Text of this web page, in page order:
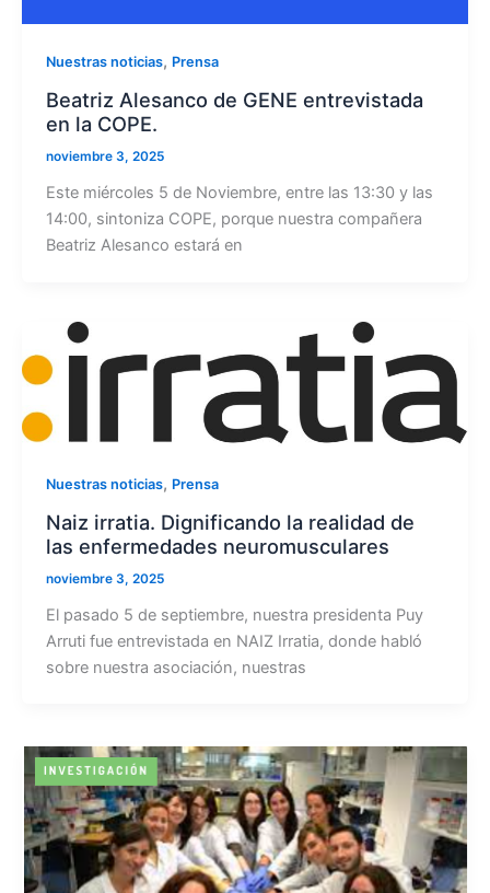
Nuestras noticias, Prensa
Beatriz Alesanco de GENE entrevistada
en la COPE.
noviembre 3, 2025
Este miércoles 5 de Noviembre, entre las 13:30 y las
14:00, sintoniza COPE, porque nuestra compañera
Beatriz Alesanco estará en
Nuestras noticias, Prensa
Naiz irratia. Dignificando la realidad de
las enfermedades neuromusculares
noviembre 3, 2025
El pasado 5 de septiembre, nuestra presidenta Puy
Arruti fue entrevistada en NAIZ Irratia, donde habló
sobre nuestra asociación, nuestras